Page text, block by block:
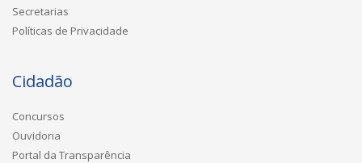
Secretarias
Políticas de Privacidade
Cidadão
Concursos
Ouvidoria
Portal da Transparência